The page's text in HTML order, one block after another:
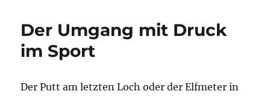
Der Umgang mit Druck
im Sport
Der Putt am letzten Loch oder der Elfmeter in